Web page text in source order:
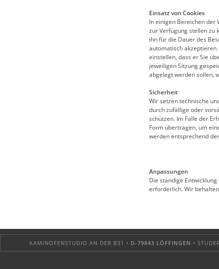
Einsatz von Cookies
In einigen Bereichen der
zur Verfügung stellen zu
ihn für die Dauer des
automatisch
einstellen, dass er Sie
jeweiligen Sitzung
abgelegt werden sollen,
Sicherheit
Wir setzen technische
durch zufällige oder
schützen. Im Falle der
Form übertragen, um
werden entsprechend
Anpassungen
Die ständige
erforderlich. Wir
KAMINOFENSTUDIO AN DER B31 • D-79843 LÖFFINGEN •